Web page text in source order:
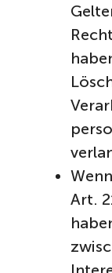
Art.